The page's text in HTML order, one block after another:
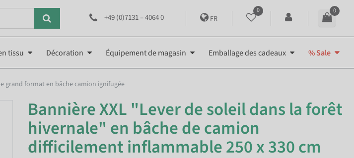
+49 (0)7131 – 4064 0 FR
0 0
tissu Décoration Équipement de magasin Emballage des cadeaux % Sale
grand format en bâche camion ignifugée
Bannière XXL "Lever de soleil dans la forêt
hivernale" en bâche de camion
difficilement inflammable 250 x 330 cm